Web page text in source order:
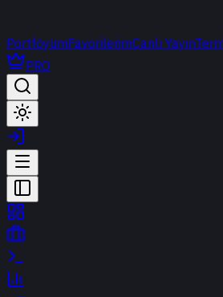
PortföyümFavorilerimCanlı Yayın
PRO